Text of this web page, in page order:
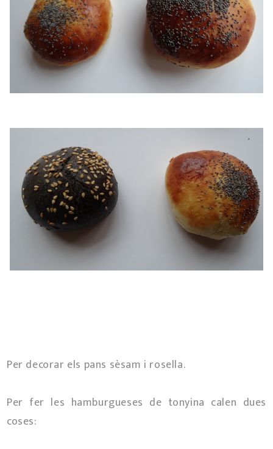
Per decorar els pans sèsam i rosella.
Per fer les hamburgueses de tonyina calen dues
coses: